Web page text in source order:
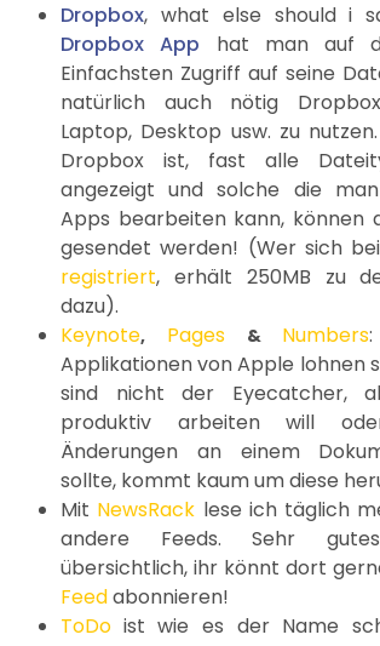
Dropbox, what else should i
Dropbox App hat man auf
Einfachsten Zugriff auf seine
natürlich auch nötig
Laptop, Desktop usw. zu
Dropbox ist, fast alle
angezeigt und solche die
Apps bearbeiten kann, können
gesendet werden! (Wer sich
registriert, erhält 250MB zu
dazu).
Keynote, Pages& Numbers
Applikationen von Apple lohnen
sind nicht der Eyecatcher,
produktiv arbeiten will
Änderungen an einem
sollte, kommt kaum um diese
Mit NewsRack lese ich täglich
andere Feeds. Sehr
übersichtlich, ihr könnt dort
Feedabonnieren!
ToDo ist wie es der Name